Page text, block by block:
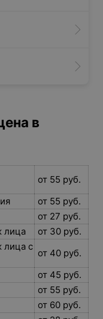
в
от 55 руб.
от 55 руб.
от 27 руб.
лица
от 30 руб.
лица с
от 40 руб.
от 45 руб.
от 55 руб.
от 60 руб.